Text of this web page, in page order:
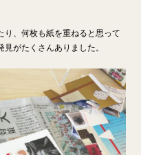
り、何枚も紙を重ねると思って
がたくさんありました。